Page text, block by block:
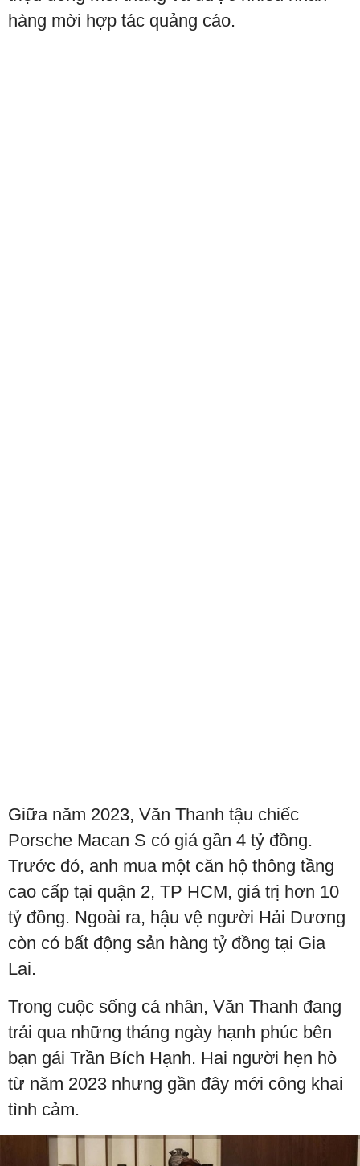
hàng mời hợp tác quảng cáo.
Giữa năm 2023, Văn Thanh tậu chiếc
Porsche Macan S có giá gần 4 tỷ đồng.
Trước đó, anh mua một căn hộ thông tầng
cao cấp tại quận 2, TP HCM, giá trị hơn 10
tỷ đồng. Ngoài ra, hậu vệ người Hải Dương
còn có bất động sản hàng tỷ đồng tại Gia
Lai.
Trong cuộc sống cá nhân, Văn Thanh đang
trải qua những tháng ngày hạnh phúc bên
bạn gái Trần Bích Hạnh. Hai người hẹn hò
từ năm 2023 nhưng gần đây mới công khai
tình cảm.